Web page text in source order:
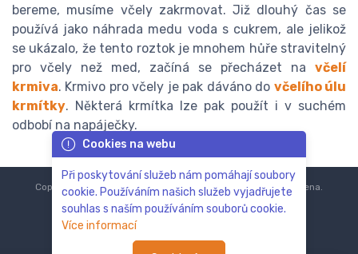
bereme, musíme včely zakrmovat. Již dlouhý čas se
používá jako náhrada medu voda s cukrem, ale jelikož
se ukázalo, že tento roztok je mnohem hůře stravitelný
pro včely než med, začíná se přecházet na včelí
krmiva. Krmivo pro včely je pak dáváno do včelího úlu
krmítky. Některá krmítka lze pak použít i v suchém
odbobí na napáječky.
Cookies na webu
Při poskytování služeb nám pomáhají soubory
cookie. Používáním našich služeb vyjadřujete
souhlas s naším používáním souborů cookie.
Více informací
Copyright © 2018-2024ZoOo.cz®Všechna práva vyhrazena.